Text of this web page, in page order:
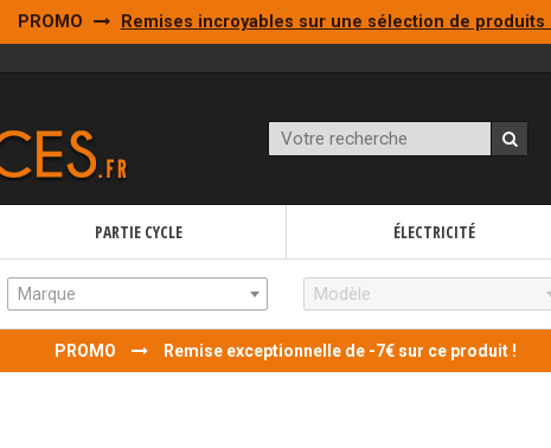
PROMO Remises incroyables sur une sélection de produits
PARTIE CYCLE ÉLECTRICITÉ
Marque Modèle
PROMO Remise exceptionnelle de -7€ sur ce produit !